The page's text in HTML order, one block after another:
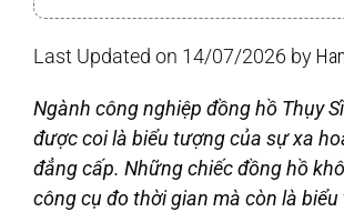
Last Updated on 14/07/2026 by
Ngành công nghiệp đồng hồ Thụy
được coi là biểu tượng của sự xa
đẳng cấp. Những chiếc đồng hồ
công cụ đo thời gian mà còn là